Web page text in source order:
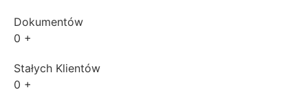
Dokumentów
0 +
Stałych Klientów
0 +